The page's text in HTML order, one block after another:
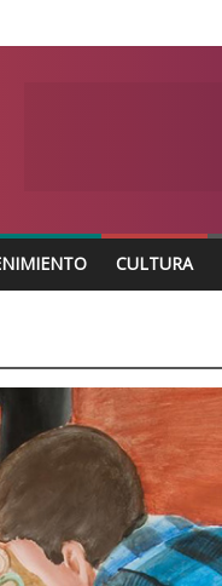
CULTURA